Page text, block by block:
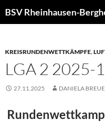
Inhalt
KREISRUNDENWETTKÄMPFE,
LGA 2 2025-
27.11.2025 DANIELA